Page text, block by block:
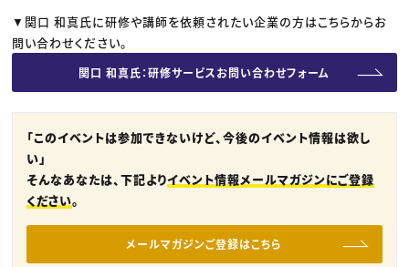
▼関口 和真氏に研修や講師を依頼されたい企業の方はこちらからお
問い合わせください。
関口 和真氏：研修サービスお問い合わせフォーム
「このイベントは参加できないけど、今後のイベント情報は欲し
い」
そんなあなたは、下記よりイベント情報メールマガジンにご登録
ください。
メールマガジンご登録はこちら